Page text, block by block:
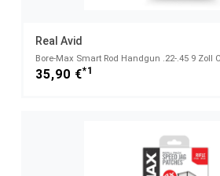
Real Avid
Bore-Max Smart Rod Handgun .22-.45 9 Zoll
35,90 €*1